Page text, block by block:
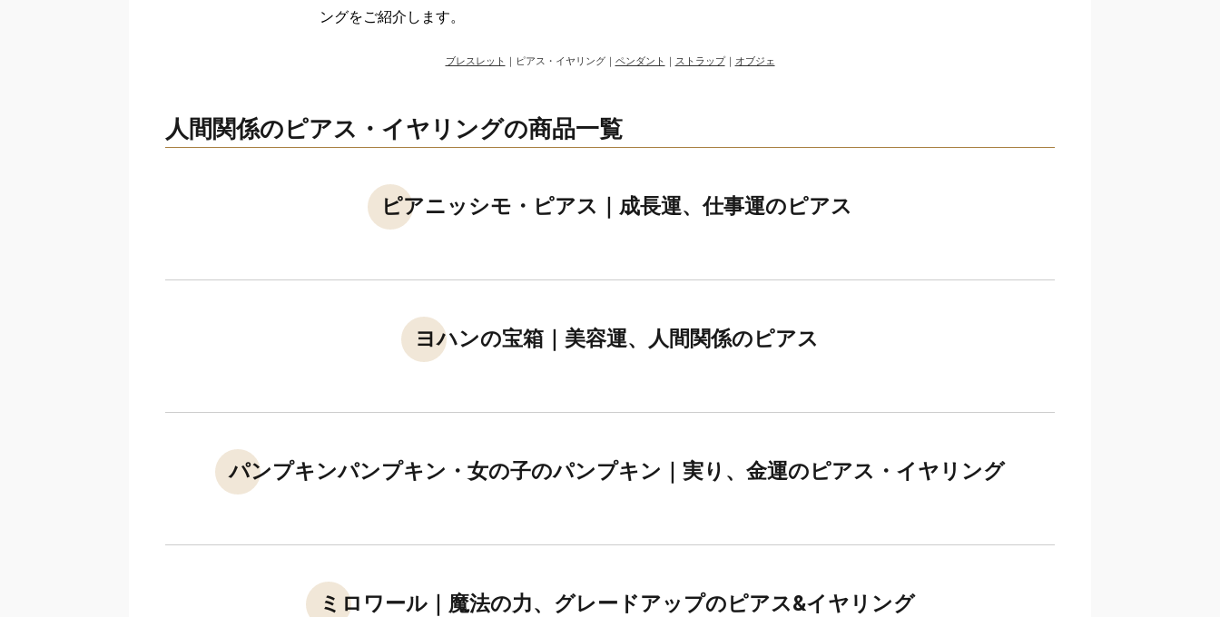
ングをご紹介します。
ブレスレット ｜ピアス・イヤリング｜ ペンダント ｜ ストラップ｜ オブジェ
人間関係のピアス・イヤリングの商品一覧
ピアニッシモ・ピアス｜成長運、仕事運のピアス
ヨハンの宝箱｜美容運、人間関係のピアス
パンプキンパンプキン・女の子のパンプキン｜実り、金運のピアス・イヤリング
ミロワール｜魔法の力、グレードアップのピアス&イヤリング